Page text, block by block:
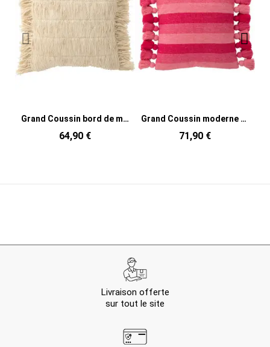
Grand Coussin bord de mer Carré 50x50 en Coton Blanc crème Avec franges Breeze
64,90 €
Grand Coussin moderne Carré 50x50 en Coton Rose Avec pompons Motif lignes Tazi
71,90 €
Livraison offerte
sur tout le site